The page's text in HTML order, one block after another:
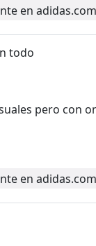
en adidas.com
todo
pero con
en adidas.com